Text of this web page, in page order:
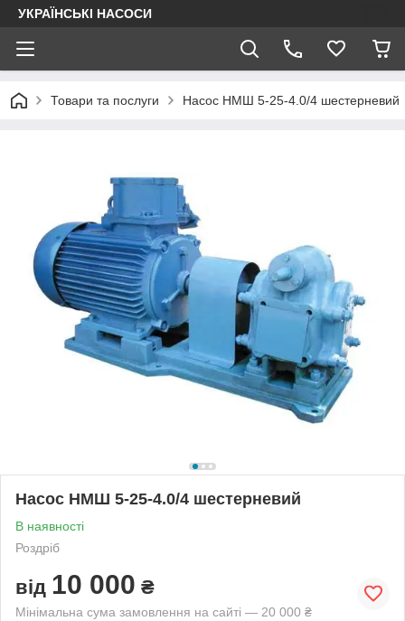
УКРАЇНСЬКІ НАСОСИ
Товари та послуги Насос НМШ 5-25-4.0/4 шестерневий
Насос НМШ 5-25-4.0/4 шестерневий
В наявності
Роздріб
від 10 000 ₴
Мінімальна сума замовлення на сайті — 20 000 ₴